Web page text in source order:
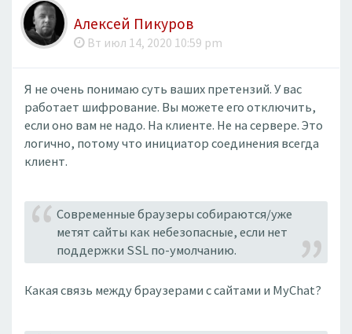
Алексей Пикуров
Вт июл 14, 2020 10:59 pm
Я не очень понимаю суть ваших претензий. У вас
работает шифрование. Вы можете его отключить,
если оно вам не надо. На клиенте. Не на сервере. Это
логично, потому что инициатор соединения всегда
клиент.
Современные браузеры собираются/уже
метят сайты как небезопасные, если нет
поддержки SSL по-умолчанию.
Какая связь между браузерами с сайтами и MyChat?